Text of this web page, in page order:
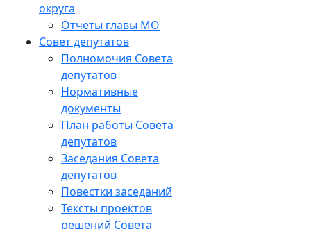
округа
Отчеты главы МО
Совет депутатов
Полномочия Совета
депутатов
Нормативные
документы
План работы Совета
депутатов
Заседания Cовета
депутатов
Повестки заседаний
Тексты проектов
решений Совета